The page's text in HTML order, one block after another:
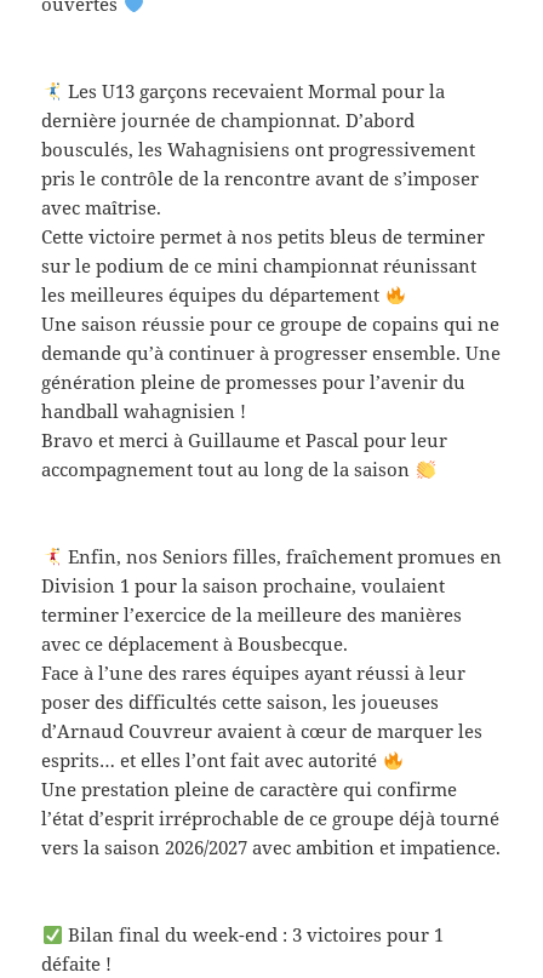
Les U13 garçons recevaient Mormal pour la
dernière journée de championnat. D’abord
bousculés, les Wahagnisiens ont progressivement
pris le contrôle de la rencontre avant de s’imposer
avec maîtrise.
Cette victoire permet à nos petits bleus de terminer
sur le podium de ce mini championnat réunissant
les meilleures équipes du département
Une saison réussie pour ce groupe de copains qui ne
demande qu’à continuer à progresser ensemble. Une
génération pleine de promesses pour l’avenir du
handball wahagnisien !
Bravo et merci à Guillaume et Pascal pour leur
accompagnement tout au long de la saison
Enfin, nos Seniors filles, fraîchement promues en
Division 1 pour la saison prochaine, voulaient
terminer l’exercice de la meilleure des manières
avec ce déplacement à Bousbecque.
Face à l’une des rares équipes ayant réussi à leur
poser des difficultés cette saison, les joueuses
d’Arnaud Couvreur avaient à cœur de marquer les
esprits… et elles l’ont fait avec autorité
Une prestation pleine de caractère qui confirme
l’état d’esprit irréprochable de ce groupe déjà tourné
vers la saison 2026/2027 avec ambition et impatience.
Bilan final du week-end : 3 victoires pour 1
défaite !